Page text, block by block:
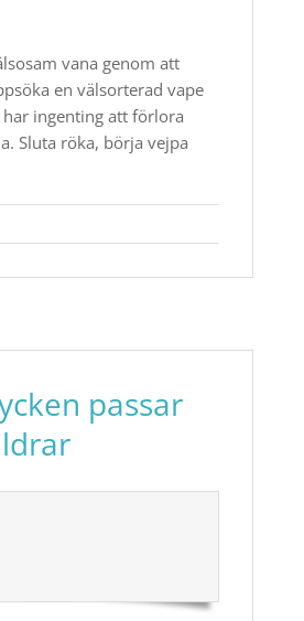
vana genom att
en välsorterad vape
ingenting att förlora
Sluta röka, börja vejpa
passar